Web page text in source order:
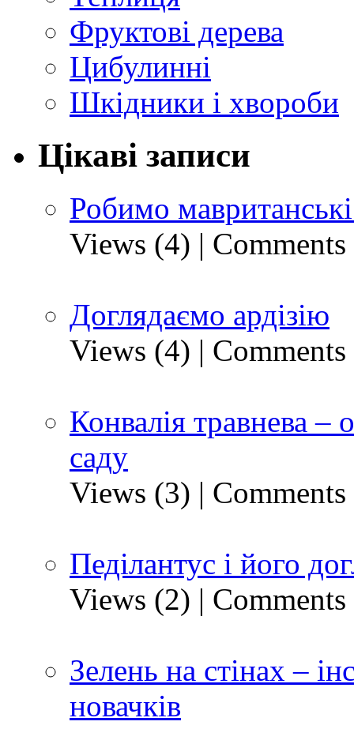
Фруктові дерева
Цибулинні
Шкідники і хвороби
Цікаві записи
Робимо
Views (4) |
Доглядаємо ардізію
Views (4) |
Конвалія травнева –
саду
Views (3) |
Педілантус і його
Views (2) |
Зелень на стінах –
новачків